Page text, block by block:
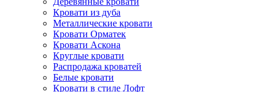
Кровати из дуба
Металлические кровати
Кровати Орматек
Кровати Аскона
Круглые кровати
Распродажа кроватей
Белые кровати
Кровати в стиле Лофт